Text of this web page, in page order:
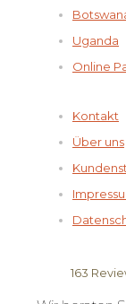
Uganda
Online
Kontakt
Über uns
163